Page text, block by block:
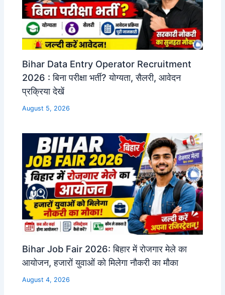
Bihar Data Entry Operator Recruitment
2026 : बिना परीक्षा भर्ती? योग्यता, सैलरी, आवेदन
प्रक्रिया देखें
August 5, 2026
Bihar Job Fair 2026: बिहार में रोजगार मेले का
आयोजन, हजारों युवाओं को मिलेगा नौकरी का मौका
August 4, 2026